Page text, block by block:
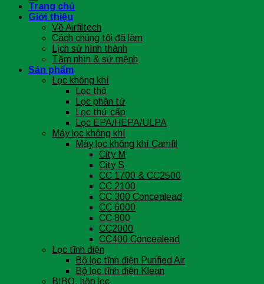
Trang chủ
Giới thiệu
Về Airfiltech
Cách chúng tôi đã làm
Lịch sử hình thành
Tầm nhìn & sứ mệnh
Sản phẩm
Lọc không khí
Lọc thô
Lọc phân tử
Lọc thứ cấp
Lọc EPA/HEPA/ULPA
Máy lọc không khí
Máy lọc không khí Camfil
City M
City S
CC 1700 & CC2500
CC 2100
CC 300 Concealead
CC 6000
CC 800
CC2000
CC400 Concealead
Lọc tĩnh điện
Bộ lọc tĩnh điện Purified Air
Bộ lọc tĩnh điện Klean
BIBO, hộp lọc